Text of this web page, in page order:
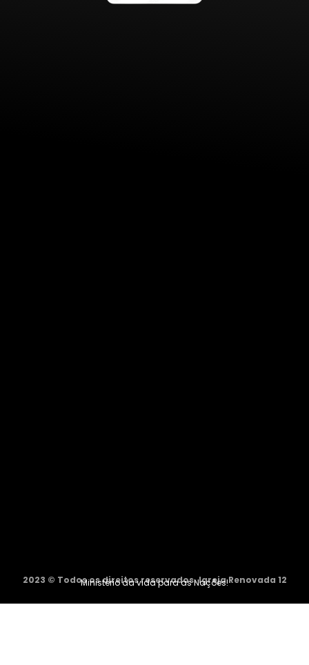
2023 © Todos os direitos reservados. Igreja Renovada 12
Ministério da vida para as Nações!